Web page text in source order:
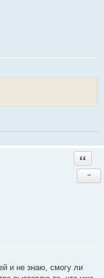
−
и не знаю, смогу ли